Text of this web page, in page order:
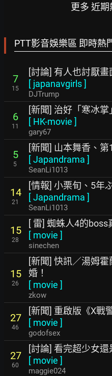
更多 近期
PTT影音娛樂區 即時熱
7
15
[討論] 有人也討厭
[ japanavgirls]
DJTrump
6
11
[新聞] 治好「寒冰
[ HK-movie ]
gary67
5
5
[新聞] 山本舞香、
[Japandrama ]
SeanLi1013
14
21
[情報] 小栗旬、5年
[Japandrama ]
SeanLi1013
15
28
[ 雷] 蜘蛛人4的boss
[ movie ]
sinechen
15
26
[新聞] 快訊／湯姆
婚！
[ movie ]
zkow
27
46
[新聞] 重啟版《X戰
[ movie ]
godofsex
27
60
[討論] 看完超少女還
[ movie ]
maggie024